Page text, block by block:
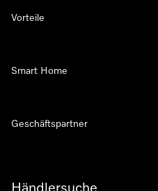
Händlersuche
Vorteile
Smart Home
Geschäftspartner